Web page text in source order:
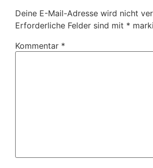
Deine E-Mail-Adresse wird nicht
Erforderliche Felder sind mit *
Kommentar *